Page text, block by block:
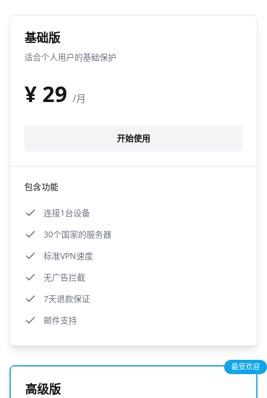
基础版
适合个人用户的基础保护
¥ 29 /月
开始使用
包含功能
连接1台设备
30个国家的服务器
标准VPN速度
无广告拦截
7天退款保证
邮件支持
最受欢迎
高级版